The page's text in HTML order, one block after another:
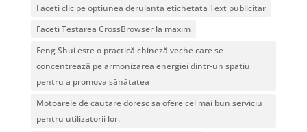
Faceti clic pe optiunea derulanta etichetata Text publicitar
Faceti Testarea CrossBrowser la maxim
Feng Shui este o practică chineză veche care se
concentrează pe armonizarea energiei dintr-un spațiu
pentru a promova sănătatea
Motoarele de cautare doresc sa ofere cel mai bun serviciu
pentru utilizatorii lor.